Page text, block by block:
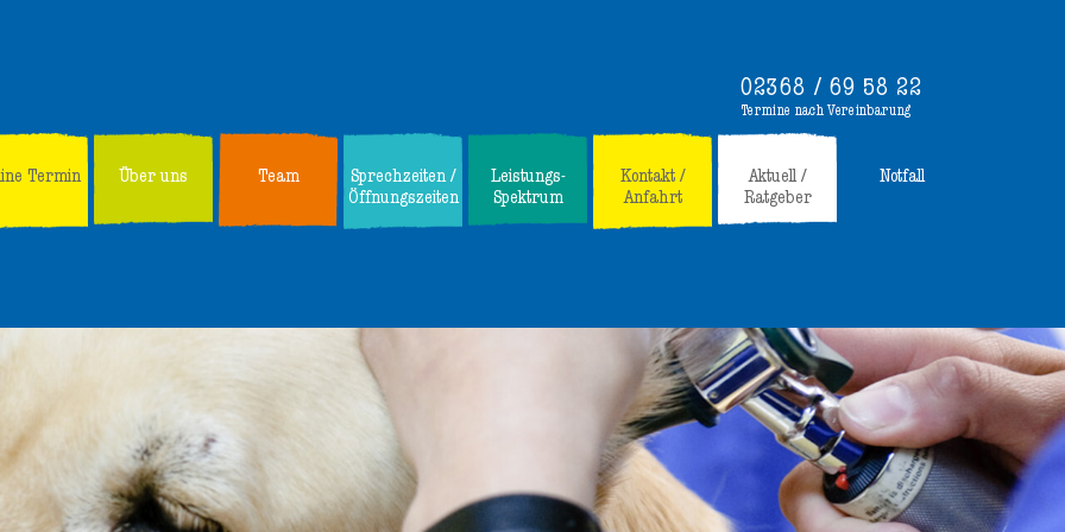
02368 / 69 58 22
Termine nach Vereinbarung
Termin Über uns Team
Sprechzeiten /
Öffnungszeiten
Leistungs-
Spektrum
Kontakt /
Anfahrt
Aktuell /
Ratgeber
Notfall